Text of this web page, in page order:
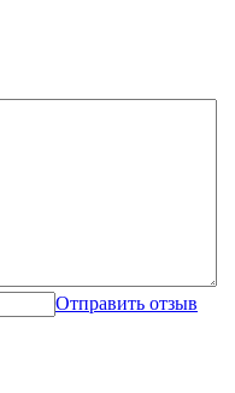
Отправить отзыв